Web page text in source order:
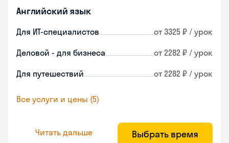
Английский язык
Для ИТ-специалистов от 3325 ₽ / урок
Деловой - для бизнеса от 2282 ₽ / урок
Для путешествий от 2282 ₽ / урок
Все услуги и цены (5)
Читать дальше Выбрать время